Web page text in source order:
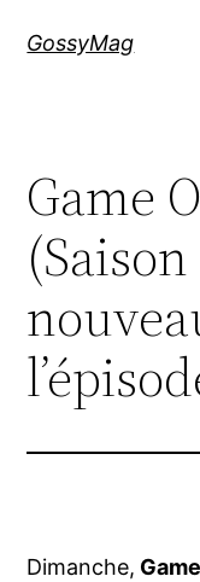
GossyMag
Game
Dimanche,